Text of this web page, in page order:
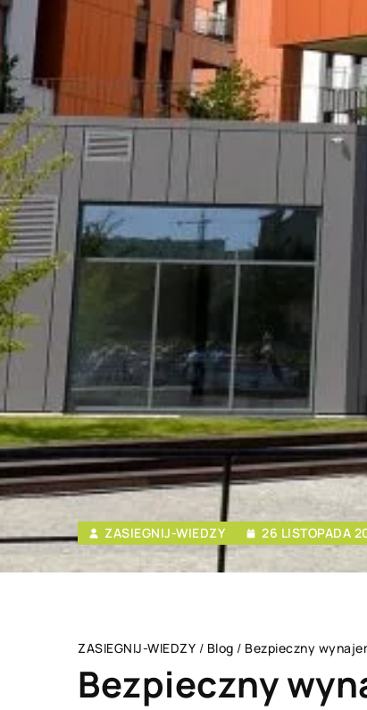
ZASIEGNIJ-WIEDZY 26 LISTOPADA
ZASIEGNIJ-WIEDZY / Blog / Bezpieczny
Bezpieczny